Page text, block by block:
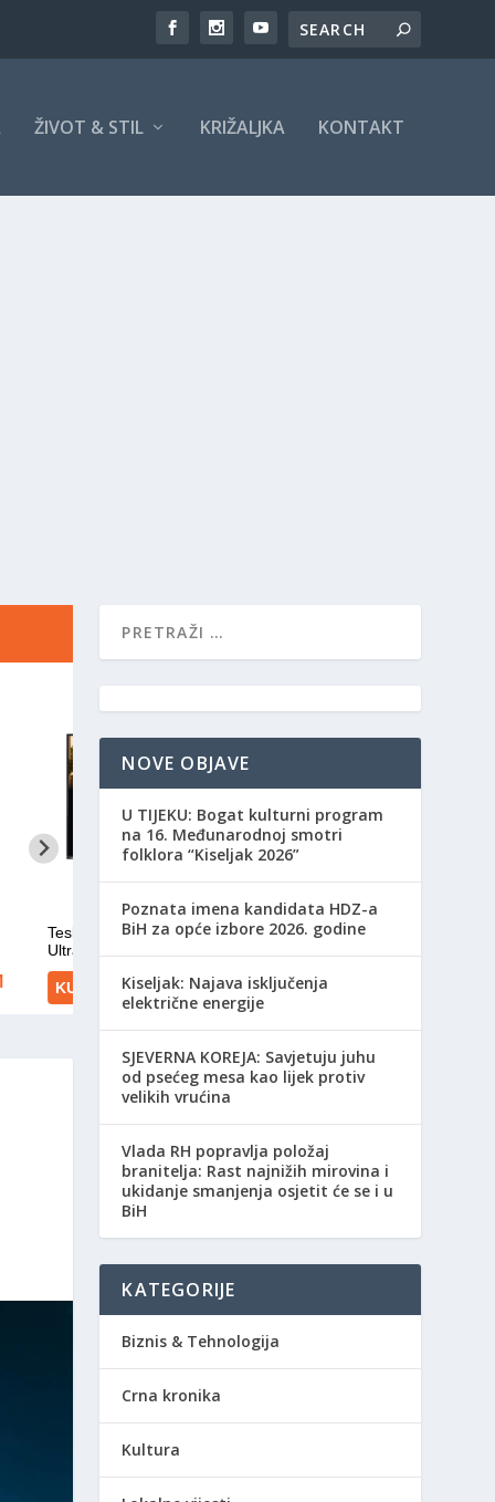
ŽIVOT & STIL KRIŽALJKA KONTAKT
NOVE OBJAVE
​U TIJEKU: Bogat kulturni program
na 16. Međunarodnoj smotri
folklora “Kiseljak 2026”
Poznata imena kandidata HDZ-a
BiH za opće izbore 2026. godine
Kiseljak: Najava isključenja
električne energije
SJEVERNA KOREJA: Savjetuju juhu
od psećeg mesa kao lijek protiv
velikih vrućina
Vlada RH popravlja položaj
branitelja: Rast najnižih mirovina i
ukidanje smanjenja osjetit će se i u
BiH
KATEGORIJE
Biznis & Tehnologija
Crna kronika
Kultura